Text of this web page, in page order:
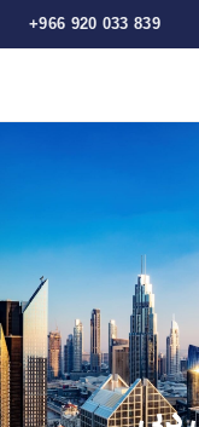
+966 920 033 839